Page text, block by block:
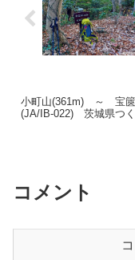
小町山(361m) ～ 宝
(JA/IB-022) 茨城県つ
コメント